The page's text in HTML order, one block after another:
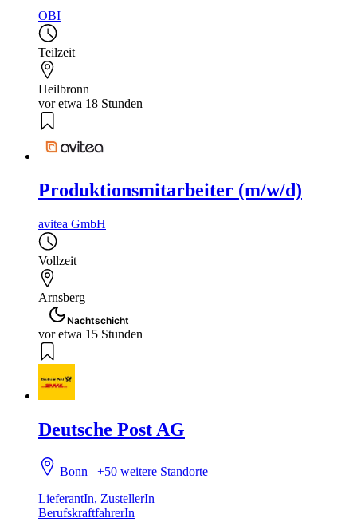
OBI
Teilzeit
Heilbronn
vor etwa 18 Stunden
Produktionsmitarbeiter (m/w/d)
avitea GmbH
Vollzeit
Arnsberg
Nachtschicht
vor etwa 15 Stunden
Deutsche Post AG
Bonn+50 weitere Standorte
LieferantIn, ZustellerIn
BerufskraftfahrerIn